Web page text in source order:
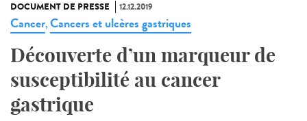
DOCUMENT DE PRESSE 12.12.2019
Cancer,Cancers et ulcères gastriques
Découverte d’un marqueur de
susceptibilité au cancer
gastrique